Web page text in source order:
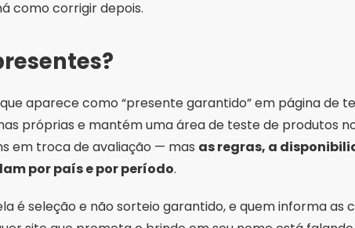
é seleção e não sorteio garantido, e quem informa as
prejuízo
pede senha de banco, código de três dígitos do
sacar o próprio saldo é golpe.
ou App Store — nunca APK recebido por mensagem.